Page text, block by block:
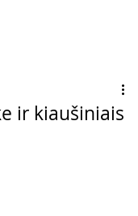
ir kiaušiniais